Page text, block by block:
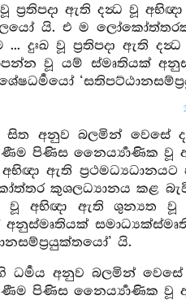
ප්‍රතිපදා ඇති දන්‍ධ වූ
යි. එ ම
දුඃඛ වූ ප්‍රතිපදා ඇති
වූ යම් ස්මෘතියක්
සිත අනුව බලමින් වෙසේ
පිණිස නෛර්‍ය්‍යාණික
අභිඥා ඇති
කුශලධ්‍යානය කළ
වූ අභිඥා ඇති ශුන්‍යත වූ
අනුස්මෘතියක්
යි.
ධර්‍මය අනුව බලමින්
පිණිස නෛර්‍ය්‍යාණික